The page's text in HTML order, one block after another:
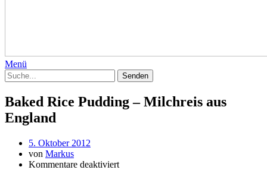
Menü
Baked Rice Pudding – Milchreis aus
England
5. Oktober 2012
von Markus
Kommentare deaktiviert